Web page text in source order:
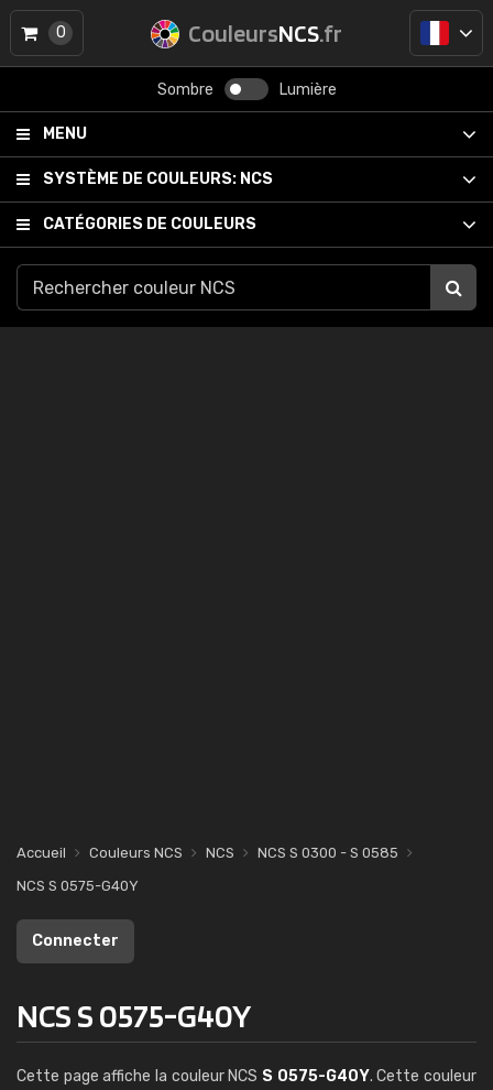
CouleursNCS.fr
Sombre Lumière
MENU
SYSTÈME DE COULEURS: NCS
CATÉGORIES DE COULEURS
0
Accueil Couleurs NCS NCS
NCS S 0300 - S 0585
NCS S 0575-G40Y
Connecter
NCS S 0575-G40Y
Cette page affiche la couleur NCS S 0575-G40Y. Cette couleur